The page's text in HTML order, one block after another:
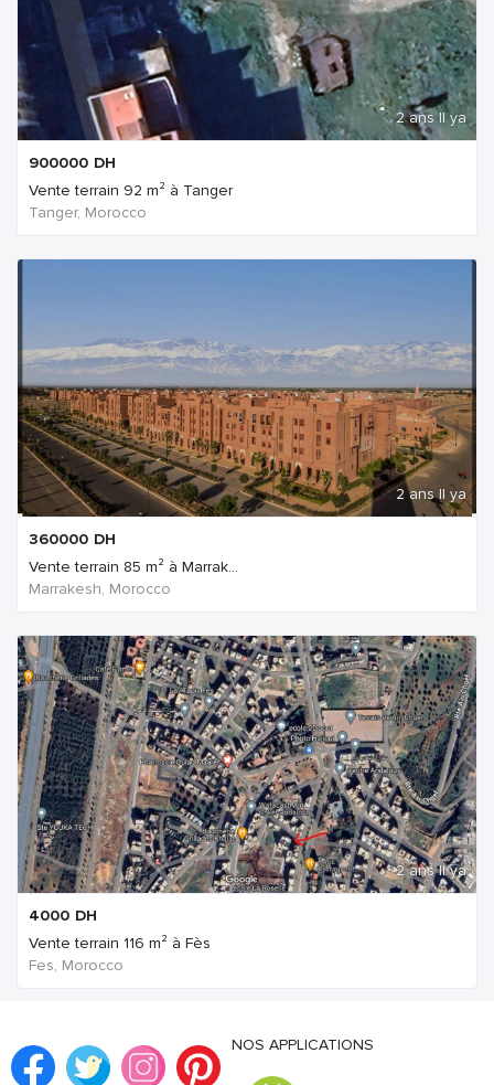
2 ans Il ya
900000 DH
Vente terrain 92 m² à Tanger
Tanger, Morocco
2 ans Il ya
360000 DH
Vente terrain 85 m² à Marrak...
Marrakesh, Morocco
2 ans Il ya
4000 DH
Vente terrain 116 m² à Fès
Fes, Morocco
NOS APPLICATIONS